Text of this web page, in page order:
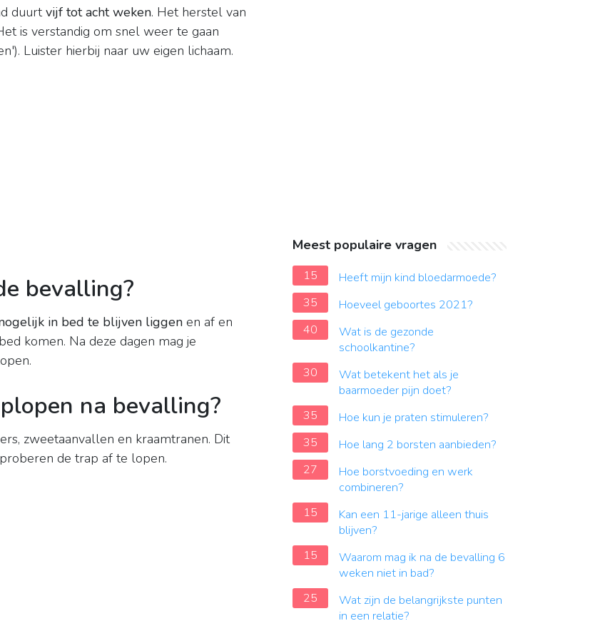
duurtvijf tot acht weken. Het herstel van
is verstandig om snel weer te gaan
Luister hierbij naar uw eigen lichaam.
bevalling?
in bed te blijven liggen en af en
komen. Na deze dagen mag je
na bevalling?
zweetaanvallen en kraamtranen. Dit
de trap af te lopen.
Meest populaire vragen
15
Heeft mijn kind bloedarmoede?
35
Hoeveel geboortes 2021?
40
Wat is de gezonde
schoolkantine?
30
Wat betekent het als je
baarmoeder pijn doet?
35
Hoe kun je praten stimuleren?
35
Hoe lang 2 borsten aanbieden?
27
Hoe borstvoeding en werk
combineren?
15
Kan een 11-jarige alleen thuis
blijven?
15
Waarom mag ik na de bevalling 6
weken niet in bad?
25
Wat zijn de belangrijkste punten
in een relatie?